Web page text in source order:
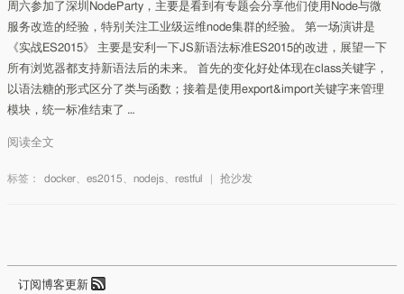
周六参加了深圳NodeParty，主要是看到有专题会分享他们使用Node与微
服务改造的经验，特别关注工业级运维node集群的经验。 第一场演讲是
《实战ES2015》 主要是安利一下JS新语法标准ES2015的改进，展望一下
所有浏览器都支持新语法后的未来。 首先的变化好处体现在class关键字，
以语法糖的形式区分了类与函数；接着是使用export&import关键字来管理
模块，统一标准结束了 …
阅读全文
标签： docker 、es2015 、nodejs 、restful 抢沙发
订阅博客更新